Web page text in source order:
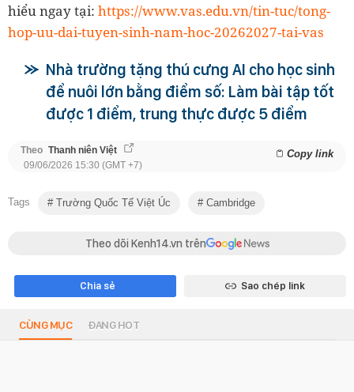
hiểu ngay tại: https://www.vas.edu.vn/tin-tuc/tong-
hop-uu-dai-tuyen-sinh-nam-hoc-20262027-tai-vas
Nhà trường tặng thú cưng AI cho học sinh
để nuôi lớn bằng điểm số: Làm bài tập tốt
được 1 điểm, trung thực được 5 điểm
Theo Thanh niên Việt Copy link
09/06/2026 15:30 (GMT +7)
Tags Trường Quốc Tế Việt Úc Cambridge
Theo dõi Kenh14.vn trên
Chia sẻ Sao chép link
CÙNG MỤC ĐANG HOT